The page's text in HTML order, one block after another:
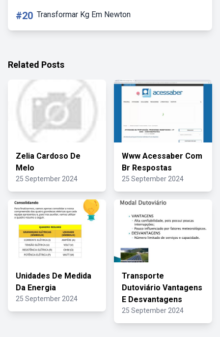
#20 Transformar Kg Em Newton
Related Posts
Zelia Cardoso De
Melo
25 September 2024
Www Acessaber Com
Br Respostas
25 September 2024
Unidades De Medida
Da Energia
25 September 2024
Transporte
Dutoviário Vantagens
E Desvantagens
25 September 2024